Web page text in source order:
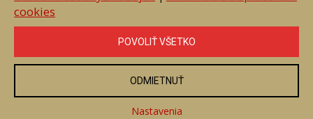
Akékoľvek používanie obrazových a textových súčastí tejto stránky je
podmienené výslovným súhlasom jej vlastníka. Všetky práva sú
vyhradené.
cookies
POVOLIŤ VŠETKO
ODMIETNUŤ
Nastavenia